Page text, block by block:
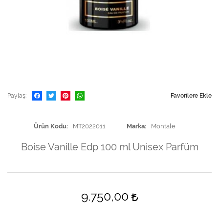
Paylaş Favorilere Ekle
Ürün Kodu MT2022011 Marka Montale
Boise Vanille Edp 100 ml Unisex Parfüm
9.750,00